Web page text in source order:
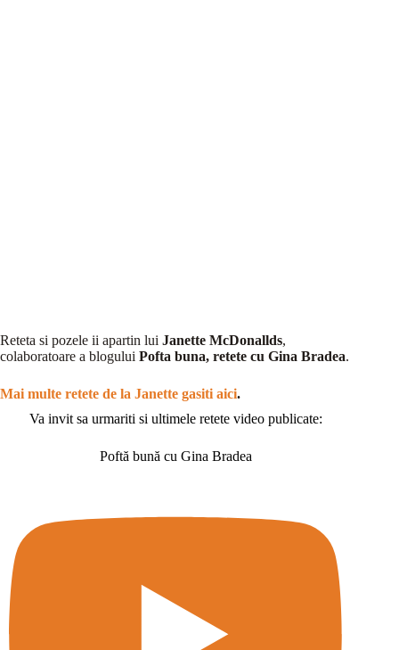
Reteta si pozele ii apartin lui Janette McDonallds,
colaboratoare a blogului Pofta buna, retete cu Gina Bradea.
Mai multe retete de la Janette gasiti aici.
Va invit sa urmariti si ultimele retete video publicate:
Poftă bună cu Gina Bradea